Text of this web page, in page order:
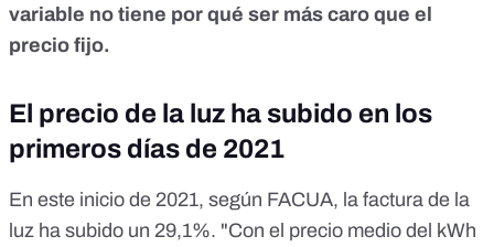
variable no tiene por qué ser más caro que el
precio fijo.
El precio de la luz ha subido en los
primeros días de 2021
En este inicio de 2021, según FACUA, la factura de la
luz ha subido un 29,1%. "Con el precio medio del kWh